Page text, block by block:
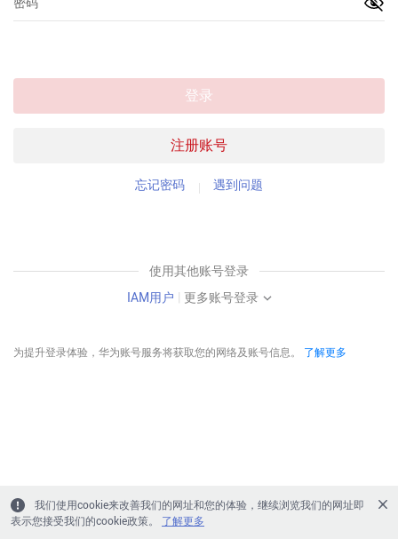
注册账号
登录
忘记密码 遇到问题
使用其他账号登录
IAM用户 | 更多账号登录
为提升登录体验，华为账号服务将获取您的网络及账号信息。 了解更多
我们使用cookie来改善我们的网址和您的体验，继续浏览我们的网址即
表示您接受我们的cookie政策。
了解更多